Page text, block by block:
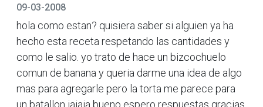
09-03-2008
hola como estan? quisiera saber si alguien ya ha
hecho esta receta respetando las cantidades y
como le salio. yo trato de hace un bizcochuelo
comun de banana y queria darme una idea de algo
mas para agregarle pero la torta me parece para
un batallon jajaja bueno espero respuestas gracias